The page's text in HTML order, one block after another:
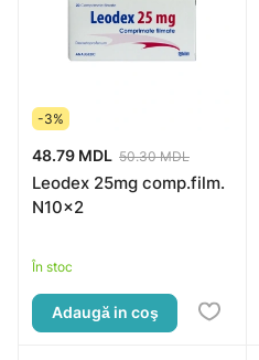
-3%
48.79 MDL 50.30 MDL
Leodex 25mg comp.film.
N10x2
În stoc
Adaugă in coş